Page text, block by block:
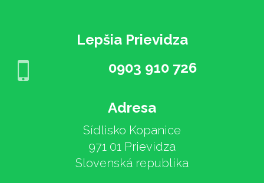
Lepšia Prievidza
0903 910 726
Adresa
Sídlisko Kopanice
971 01 Prievidza
Slovenská republika